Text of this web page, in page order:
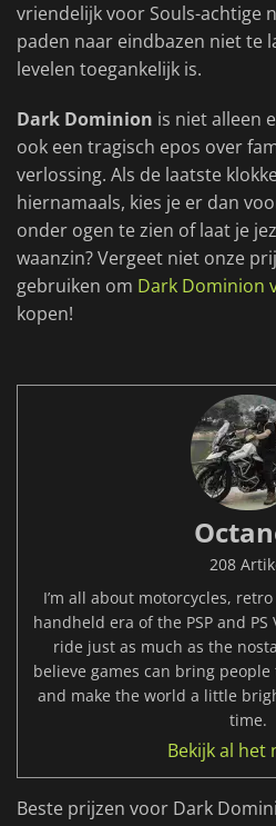
vriendelijk voor Souls-achtige
paden naar eindbazen niet te
levelen toegankelijk is.
Dark Dominion is niet alleen
ook een tragisch epos over
verlossing. Als de laatste
hiernamaals, kies je er dan
onder ogen te zien of laat je
waanzin? Vergeet niet onze
gebruiken om Dark Dominion
kopen!
208
I’m all about motorcycles,
handheld era of the PSP and
ride just as much as the
believe games can bring
and make the world a little
time.
Bekijk al het
Beste prijzen voor Dark